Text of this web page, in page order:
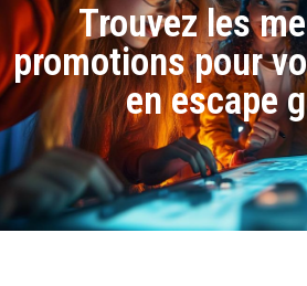
Trouvez les
promotions pour
en escape